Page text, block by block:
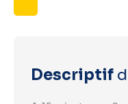
Descriptif